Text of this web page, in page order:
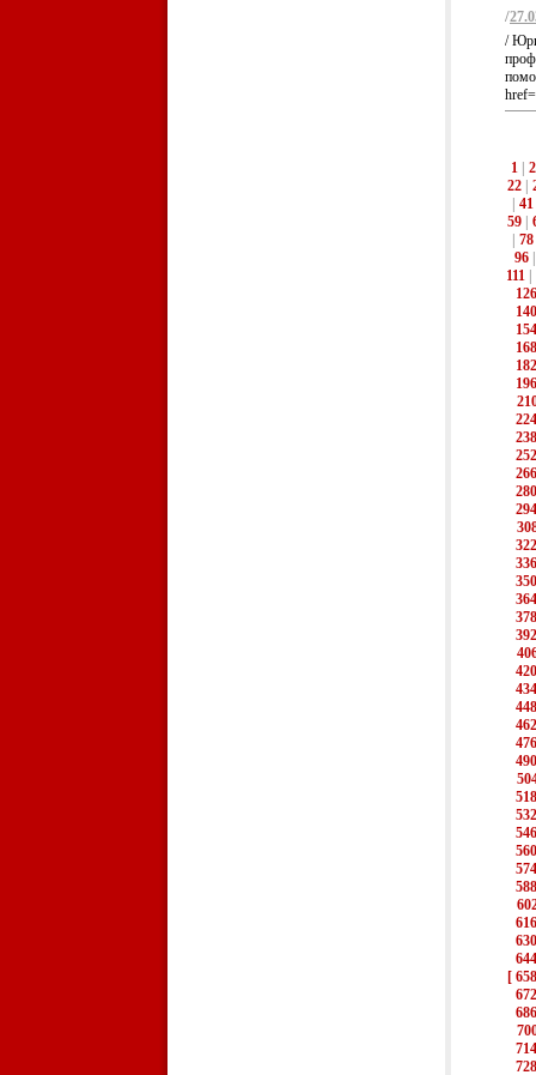
/
/
1
2
22|
41
59|
78
96
111|
126
140
154
168
182
196
224
238
252
266
280
294
322
336
350
364
378
392
420
434
448
462
476
490
518
532
546
560
574
588
616
630
644
[
672
686
714
728